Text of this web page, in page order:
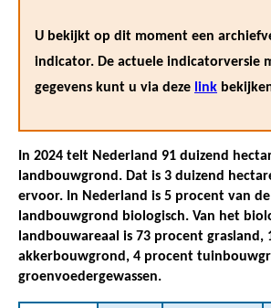
U bekijkt op dit moment een
indicator. De actuele indicatorversie
gegevens kunt u via deze link
In 2024 telt Nederland 91 duizend
landbouwgrond. Dat is 3 duizend
ervoor. In Nederland is 5 procent van
landbouwgrond biologisch. Van het
landbouwareaal is 73 procent grasland,
akkerbouwgrond, 4 procent
groenvoedergewassen.